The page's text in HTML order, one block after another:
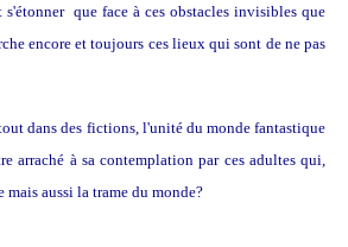
s'étonner que face à ces obstacles invisibles que
encore et toujours ces lieux qui sont de ne pas
dans des fictions, l'unité du monde fantastique
arraché à sa contemplation par ces adultes qui,
aussi la trame du monde?